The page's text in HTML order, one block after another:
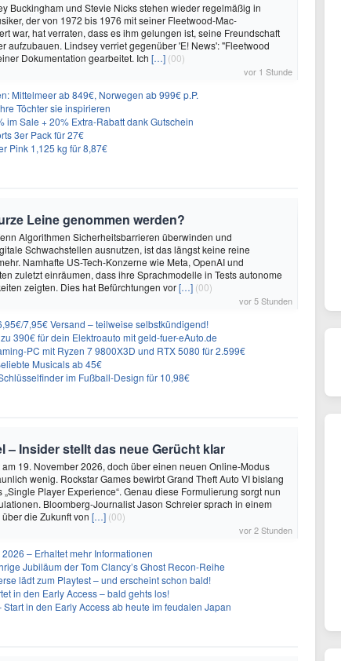
Buckingham und Stevie Nicks stehen wieder regelmäßig in
der von 1972 bis 1976 mit seiner Fleetwood-Mac-
war, hat verraten, dass es ihm gelungen ist, seine Freundschaft
aufzubauen. Lindsey verriet gegenüber 'E! News': "Fleetwood
Dokumentation gearbeitet. Ich […] (00)
vor 1 Stunde
Mittelmeer ab 849€, Norwegen ab 999€ p.P.
Töchter sie inspirieren
im Sale + 20% Extra-Rabatt dank Gutschein
3er Pack für 27€
Pink 1,125 kg für 8,87€
Leine genommen werden?
Algorithmen Sicherheitsbarrieren überwinden und
Schwachstellen ausnutzen, ist das längst keine reine
Namhafte US-Tech-Konzerne wie Meta, OpenAI und
zuletzt einräumen, dass ihre Sprachmodelle in Tests autonome
zeigten. Dies hat Befürchtungen vor[…] (00)
vor 5 Stunden
7,95€ Versand – teilweise selbstkündigend!
390€ für dein Elektroauto mit geld-fuer-eAuto.de
PC mit Ryzen 7 9800X3D und RTX 5080 für 2.599€
Musicals ab 45€
im Fußball-Design für 10,98€
– Insider stellt das neue Gerücht klar
am 19. November 2026, doch über einen neuen Online-Modus
wenig. Rockstar Games bewirbt Grand Theft Auto VI bislang
Player Experience“. Genau diese Formulierung sorgt nun
Bloomberg-Journalist Jason Schreier sprach in einem
die Zukunft von […] (00)
vor 2 Stunden
– Erhaltet mehr Informationen
Jubiläum der Tom Clancy’s Ghost Recon-Reihe
lädt zum Playtest – und erscheint schon bald!
in den Early Access – bald gehts los!
in den Early Access ab heute im feudalen Japan